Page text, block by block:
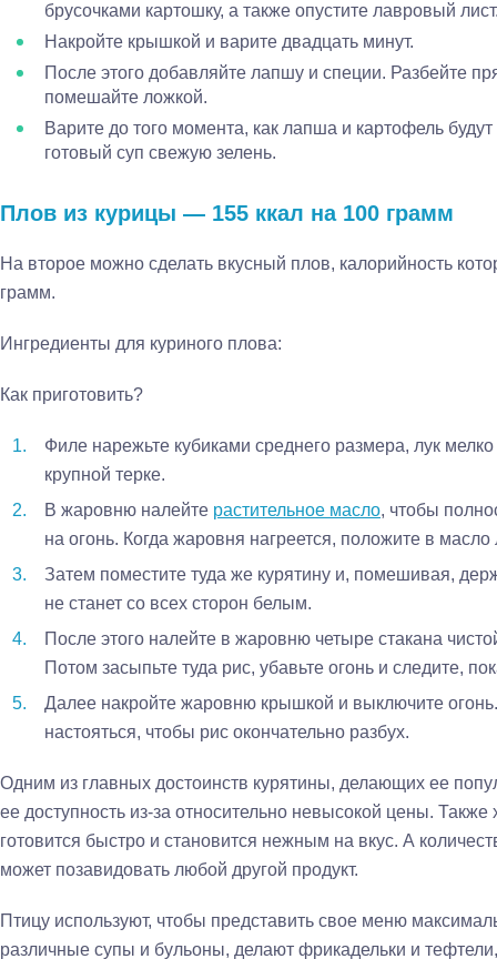
брусочками картошку, а также опустите лавровый
Накройте крышкой и варите двадцать минут.
После этого добавляйте лапшу и специи. Разбейте
помешайте ложкой.
Варите до того момента, как лапша и картофель
готовый суп свежую зелень.
Плов из курицы — 155 ккал на 100 грамм
На второе можно сделать вкусный плов, калорийность
грамм.
Ингредиенты для куриного плова:
Как приготовить?
Филе нарежьте кубиками среднего размера, лук
крупной терке.
В жаровню налейте растительное масло, чтобы
на огонь. Когда жаровня нагреется, положите в
Затем поместите туда же курятину и, помешивая,
не станет со всех сторон белым.
После этого налейте в жаровню четыре стакана
Потом засыпьте туда рис, убавьте огонь и следите,
Далее накройте жаровню крышкой и выключите
настояться, чтобы рис окончательно разбух.
Одним из главных достоинств курятины, делающих ее
ее доступность из-за относительно невысокой цены. Также
готовится быстро и становится нежным на вкус. А
может позавидовать любой другой продукт.
Птицу используют, чтобы представить свое меню
различные супы и бульоны, делают фрикадельки и